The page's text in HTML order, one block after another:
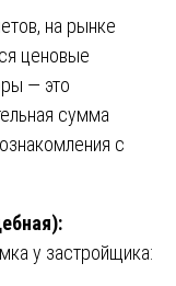
на рынке
ценовые
— это
сумма
с
у застройщика: